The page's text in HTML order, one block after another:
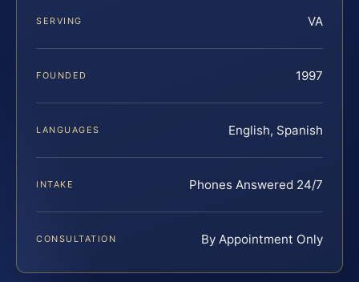
SERVING VA
FOUNDED 1997
LANGUAGES English, Spanish
INTAKE Phones Answered 24/7
CONSULTATION By Appointment Only